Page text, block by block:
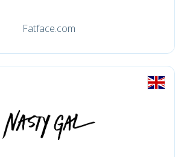
Fatface.com